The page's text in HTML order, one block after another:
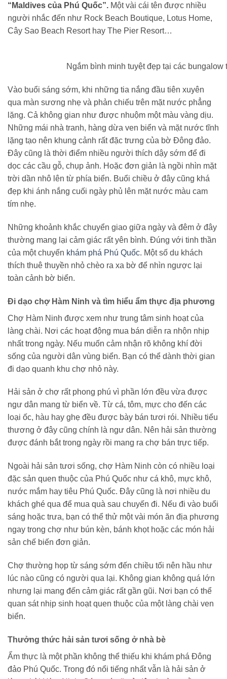
“Maldives của Phú Quốc”. Một vài cái tên được nhiều
người nhắc đến như Rock Beach Boutique, Lotus Home,
Cây Sao Beach Resort hay The Pier Resort…
Ngắm bình minh tuyệt đẹp tại các
Vào buổi sáng sớm, khi những tia nắng đầu tiên xuyên
qua màn sương nhẹ và phản chiếu trên mặt nước phẳng
lặng. Cả không gian như được nhuộm một màu vàng dịu.
Những mái nhà tranh, hàng dừa ven biển và mặt nước tĩnh
lặng tạo nên khung cảnh rất đặc trưng của bờ Đông đảo.
Đây cũng là thời điểm nhiều người thích dậy sớm để đi
dọc các cầu gỗ, chụp ảnh. Hoặc đơn giản là ngồi nhìn mặt
trời dần nhô lên từ phía biển. Buổi chiều ở đây cũng khá
đẹp khi ánh nắng cuối ngày phủ lên mặt nước màu cam
tím nhẹ.
Những khoảnh khắc chuyển giao giữa ngày và đêm ở đây
thường mang lại cảm giác rất yên bình. Đúng với tinh thần
của một chuyến khám phá Phú Quốc. Một số du khách
thích thuê thuyền nhỏ chèo ra xa bờ để nhìn ngược lại
toàn cảnh bờ biển.
Đi dạo chợ Hàm Ninh và tìm hiểu ẩm thực địa phương
Chợ Hàm Ninh được xem như trung tâm sinh hoạt của
làng chài. Nơi các hoạt động mua bán diễn ra nhộn nhịp
nhất trong ngày. Nếu muốn cảm nhận rõ không khí đời
sống của người dân vùng biển. Bạn có thể dành thời gian
đi dạo quanh khu chợ nhỏ này.
Hải sản ở chợ rất phong phú vì phần lớn đều vừa được
ngư dân mang từ biển về. Từ cá, tôm, mực cho đến các
loại ốc, hàu hay ghẹ đều được bày bán tươi rói. Nhiều tiểu
thương ở đây cũng chính là ngư dân. Nên hải sản thường
được đánh bắt trong ngày rồi mang ra chợ bán trực tiếp.
Ngoài hải sản tươi sống, chợ Hàm Ninh còn có nhiều loại
đặc sản quen thuộc của Phú Quốc như cá khô, mực khô,
nước mắm hay tiêu Phú Quốc. Đây cũng là nơi nhiều du
khách ghé qua để mua quà sau chuyến đi. Nếu đi vào buổi
sáng hoặc trưa, bạn có thể thử một vài món ăn địa phương
ngay trong chợ như bún kèn, bánh khọt hoặc các món hải
sản chế biến đơn giản.
Chợ thường họp từ sáng sớm đến chiều tối nên hầu như
lúc nào cũng có người qua lại. Không gian không quá lớn
nhưng lại mang đến cảm giác rất gần gũi. Nơi bạn có thể
quan sát nhịp sinh hoạt quen thuộc của một làng chài ven
biển.
Thưởng thức hải sản tươi sống ở nhà bè
Ẩm thực là một phần không thể thiếu khi khám phá Đông
đảo Phú Quốc. Trong đó nổi tiếng nhất vẫn là hải sản ở